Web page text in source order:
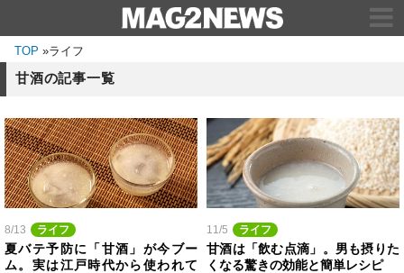
TOP »ライフ
甘酒の記事一覧
8/13 ライフ
夏バテ予防に「甘酒」が今ブー
ム。実は江戸時代から使われて
11/5 ライフ
甘酒は「飲む点滴」。男も摂りた
くなる驚きの効能と簡単レシピ